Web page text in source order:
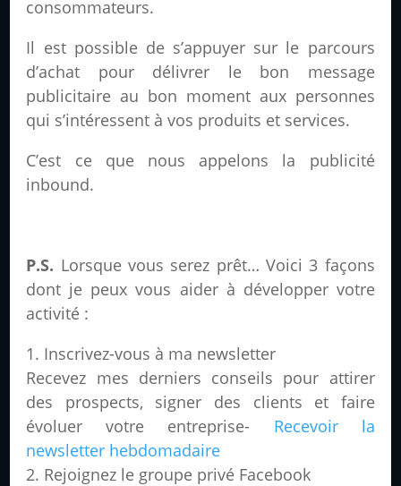
consommateurs.
Il est possible de s’appuyer sur le parcours
d’achat pour délivrer le bon message
publicitaire au bon moment aux personnes
qui s’intéressent à vos produits et services.
C’est ce que nous appelons la publicité
inbound.
P.S. Lorsque vous serez prêt… Voici 3 façons
dont je peux vous aider à développer votre
activité :
Inscrivez-vous à ma newsletter
Recevez mes derniers conseils pour attirer
des prospects, signer des clients et faire
évoluer votre entreprise-
Recevoir la
newsletter hebdomadaire
Rejoignez le groupe privé Facebook